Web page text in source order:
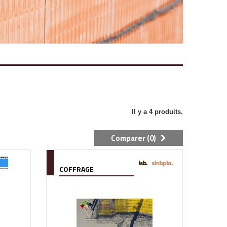
Il y a 4 produits.
Comparer (0)
COFFRAGE